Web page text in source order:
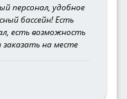
персонал, удобное
бассейн! Есть
есть возможность
заказать на месте